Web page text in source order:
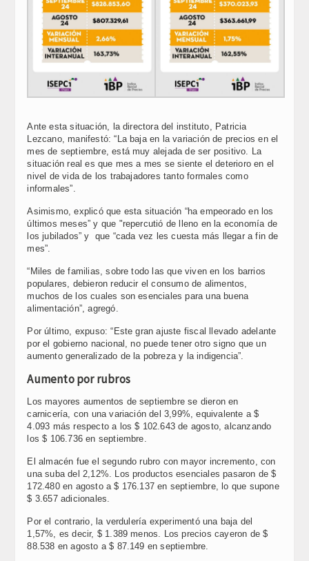
Ante esta situación, la directora del instituto, Patricia
Lezcano, manifestó: “La baja en la variación de precios en el
mes de septiembre, está muy alejada de ser positivo. La
situación real es que mes a mes se siente el deterioro en el
nivel de vida de los trabajadores tanto formales como
informales”.
Asimismo, explicó que esta situación “ha empeorado en los
últimos meses” y que "repercutió de lleno en la economía de
los jubilados” y que “cada vez les cuesta más llegar a fin de
mes”.
“Miles de familias, sobre todo las que viven en los barrios
populares, debieron reducir el consumo de alimentos,
muchos de los cuales son esenciales para una buena
alimentación”, agregó.
Por último, expuso: “Este gran ajuste fiscal llevado adelante
por el gobierno nacional, no puede tener otro signo que un
aumento generalizado de la pobreza y la indigencia”.
Aumento por rubros
Los mayores aumentos de septiembre se dieron en
carnicería, con una variación del 3,99%, equivalente a $
4.093 más respecto a los $ 102.643 de agosto, alcanzando
los $ 106.736 en septiembre.
El almacén fue el segundo rubro con mayor incremento, con
una suba del 2,12%. Los productos esenciales pasaron de $
172.480 en agosto a $ 176.137 en septiembre, lo que supone
$ 3.657 adicionales.
Por el contrario, la verdulería experimentó una baja del
1,57%, es decir, $ 1.389 menos. Los precios cayeron de $
88.538 en agosto a $ 87.149 en septiembre.